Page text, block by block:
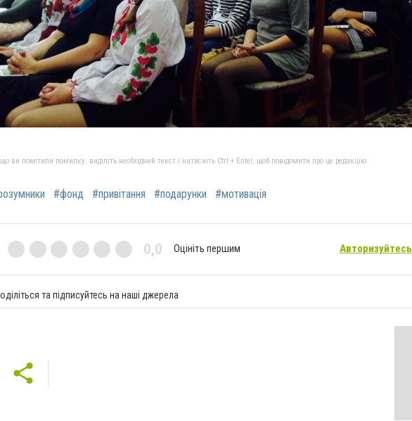
ви помітили помилку, виділіть необхідний текст і натисніть Ctrl + Enter, щоб повідомити про це редакцію
#фонд #привітання #подарунки #мотивація
0,0 Оцініть першим Авторизуйтесь
та підписуйтесь на наші джерела